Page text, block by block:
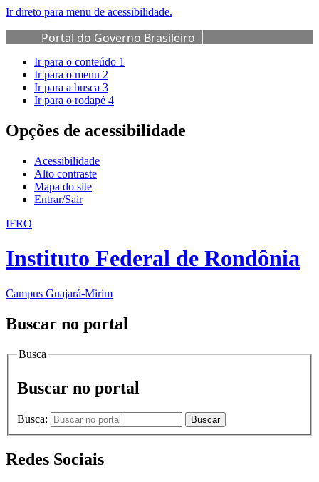
Ir direto para menu de acessibilidade.
Portal do Governo Brasileiro
Ir para o conteúdo 1
Ir para o menu 2
Ir para a busca 3
Ir para o rodapé 4
Opções de acessibilidade
Acessibilidade
Alto contraste
Mapa do site
Entrar/Sair
IFRO
Instituto Federal de Rondônia
Campus Guajará-Mirim
Buscar no portal
Busca
Buscar no portal
Busca: Buscar
Redes Sociais